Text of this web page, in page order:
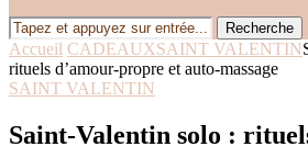
Recherche
Accueil CADEAUXSAINT VALENTIN
rituels d’amour-propre et auto-massage
SAINT VALENTIN
Saint-Valentin solo :